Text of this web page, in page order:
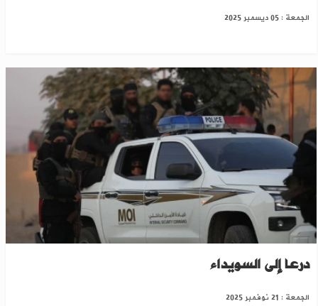
الجمعة : 05 ديسمبر 2025
ضبط مواد مخدرة ومتفجرات معدة للتهريب من
درعا إلى السويداء
الجمعة : 21 نوفمبر 2025